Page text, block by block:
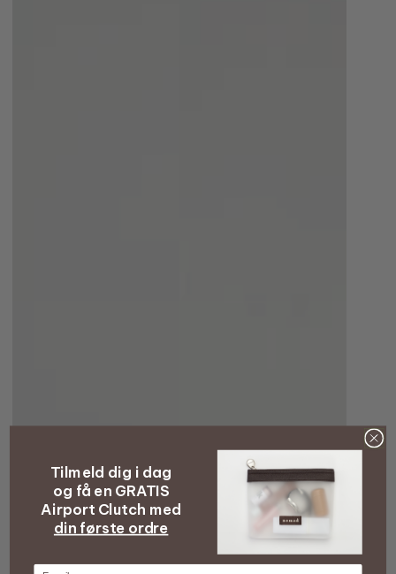
Tilmeld dig i dag
og få en GRATIS
Airport Clutch med
din første ordre
E-mail